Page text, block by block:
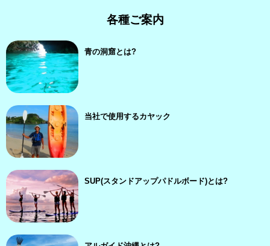
各種ご案内
青の洞窟とは?
当社で使用するカヤック
SUP(スタンドアップパドルボード)とは?